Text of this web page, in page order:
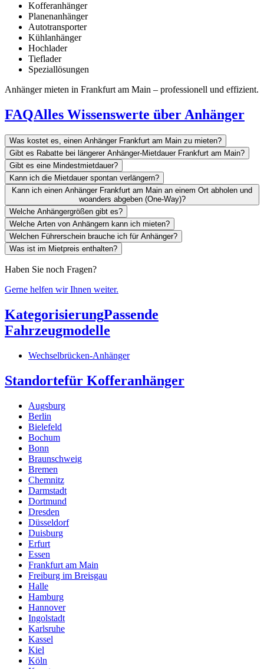
Kofferanhänger
Planenanhänger
Autotransporter
Kühlanhänger
Hochlader
Tieflader
Speziallösungen
Anhänger mieten in Frankfurt am Main – professionell und effizient.
FAQAlles Wissenswerte über Anhänger
Was kostet es, einen Anhänger Frankfurt am Main zu mieten?
Gibt es Rabatte bei längerer Anhänger-Mietdauer Frankfurt am Main?
Gibt es eine Mindestmietdauer?
Kann ich die Mietdauer spontan verlängern?
Kann ich einen Anhänger Frankfurt am Main an einem Ort abholen und
woanders abgeben (One-Way)?
Welche Anhängergrößen gibt es?
Welche Arten von Anhängern kann ich mieten?
Welchen Führerschein brauche ich für Anhänger?
Was ist im Mietpreis enthalten?
Haben Sie noch Fragen?
Gerne helfen wir Ihnen weiter.
KategorisierungPassende
Fahrzeugmodelle
Wechselbrücken-Anhänger
Standortefür Kofferanhänger
Augsburg
Berlin
Bielefeld
Bochum
Bonn
Braunschweig
Bremen
Chemnitz
Darmstadt
Dortmund
Dresden
Düsseldorf
Duisburg
Erfurt
Essen
Frankfurt am Main
Freiburg im Breisgau
Halle
Hamburg
Hannover
Ingolstadt
Karlsruhe
Kassel
Kiel
Köln